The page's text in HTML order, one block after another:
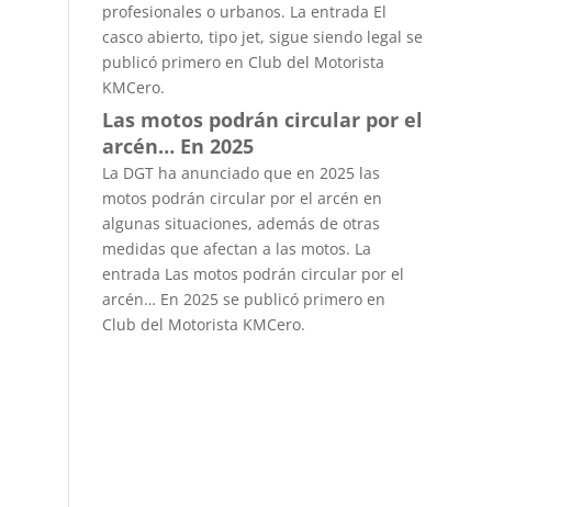
profesionales o urbanos. La entrada El
casco abierto, tipo jet, sigue siendo legal se
publicó primero en Club del Motorista
KMCero.
Las motos podrán circular por el
arcén… En 2025
La DGT ha anunciado que en 2025 las
motos podrán circular por el arcén en
algunas situaciones, además de otras
medidas que afectan a las motos. La
entrada Las motos podrán circular por el
arcén… En 2025 se publicó primero en
Club del Motorista KMCero.